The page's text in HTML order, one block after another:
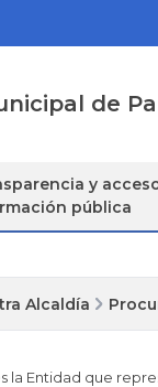
de
y
pública
Alcaldía
la Entidad que